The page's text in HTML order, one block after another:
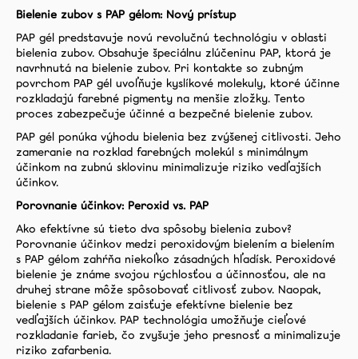
Bielenie zubov s PAP gélom: Nový prístup
PAP gél predstavuje novú revolučnú technológiu v oblasti
bielenia zubov. Obsahuje špeciálnu zlúčeninu PAP, ktorá je
navrhnutá na bielenie zubov. Pri kontakte so zubným
povrchom PAP gél uvoľňuje kyslíkové molekuly, ktoré účinne
rozkladajú farebné pigmenty na menšie zložky. Tento
proces zabezpečuje účinné a bezpečné bielenie zubov.
PAP gél ponúka výhodu bielenia bez zvýšenej citlivosti. Jeho
zameranie na rozklad farebných molekúl s minimálnym
účinkom na zubnú sklovinu minimalizuje riziko vedľajších
účinkov.
Porovnanie účinkov: Peroxid vs. PAP
Ako efektívne sú tieto dva spôsoby bielenia zubov?
Porovnanie účinkov medzi peroxidovým bielením a bielením
s PAP gélom zahŕňa niekoľko zásadných hľadísk. Peroxidové
bielenie je známe svojou rýchlosťou a účinnosťou, ale na
druhej strane môže spôsobovať citlivosť zubov. Naopak,
bielenie s PAP gélom zaisťuje efektívne bielenie bez
vedľajších účinkov. PAP technológia umožňuje cieľové
rozkladanie farieb, čo zvyšuje jeho presnosť a minimalizuje
riziko zafarbenia.